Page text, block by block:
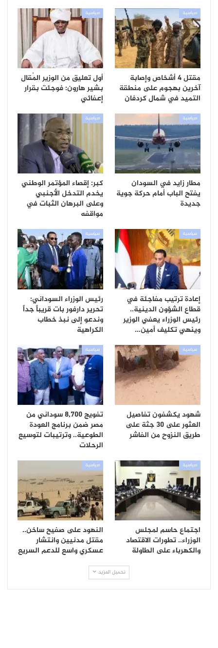
سياسية
مقتل 4 أشخاص وإصابة
آخرين بهجوم على منطقة
التميد في شمال كردفان
سياسية
أول تعليق من الوزير المُقال
بشير هارون: فوجئت بقرار
إعفائي
سياسية
مطار زايد في السودان
يفتح الباب أمام حركة جوية
جديدة
سياسية
كبر: إقصاء المؤتمر الوطني
يخدم التدخل الأجنبي
وعلى البرهان الثبات في
مواقفه
سياسية
إعادة ترتيب مفاجئة في
قطاع الشؤون الدينية..
رئيس الوزراء يعفي الوزير
وينهي تكليف أمين…
سياسية
رئيس الوزراء السوداني:
تحرير دارفور بات قريباً جداً
وندعو إلى نبذ خطاب
الكراهية
سياسية
شهود يكشفون تفاصيل
العثور على 30 جثة على
طريق النزوح من الفاشر
سياسية
تفويج 8,700 سوداني من
مصر ضمن برنامج العودة
الطوعية.. وترتيبات لتوسيع
الرحلات
سياسية
اجتماع حاسم لمجلس
الوزراء.. تطورات الاقتصاد
والكهرباء على الطاولة
سياسية
النهود على صفيح ساخن..
مقتل مدنيين وانتشار
عسكري واسع للدعم السريع
تحميل المزيد